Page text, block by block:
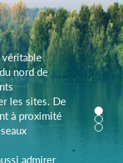
véritable
nord de
les sites. De
à proximité
admirer